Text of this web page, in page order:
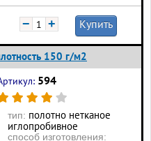
− + Купить
150 г/м2
594
тип: полотно нетканое
иглопробивное
способ изготовления: